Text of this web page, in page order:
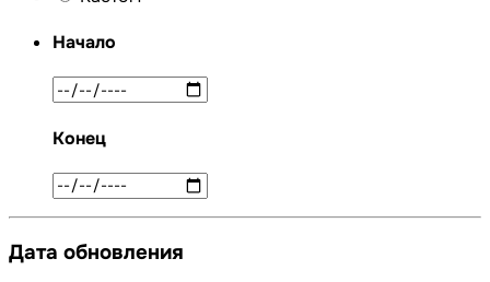
Начало
Конец
Дата обновления